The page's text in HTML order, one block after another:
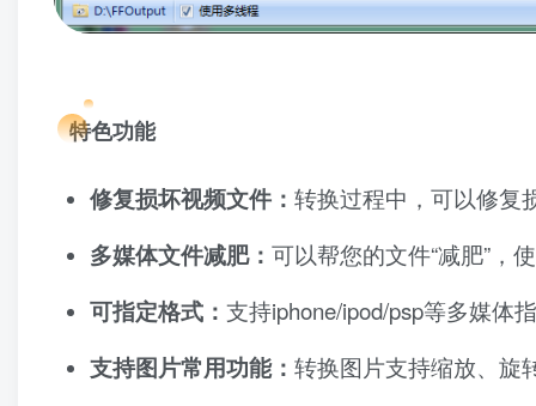
特色功能
修复损坏视频文件： 转换过程中，可以修复
多媒体文件减肥： 可以帮您的文件“减肥”，
可指定格式： 支持iphone/ipod/psp等多媒体
支持图片常用功能： 转换图片支持缩放、旋